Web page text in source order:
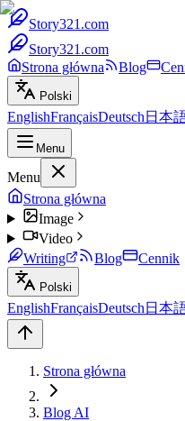
Story321.com
Story321.com
Strona główna
Blog
Polski
EnglishFrançaisDeutsch 日本
Menu
Menu
Strona główna
Image
Video
Writing
Blog Cennik
Polski
EnglishFrançaisDeutsch 日本
Strona główna
Blog AI